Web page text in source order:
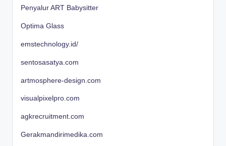
Penyalur ART Babysitter
Optima Glass
emstechnology.id/
sentosasatya.com
artmosphere-design.com
visualpixelpro.com
agkrecruitment.com
Gerakmandirimedika.com